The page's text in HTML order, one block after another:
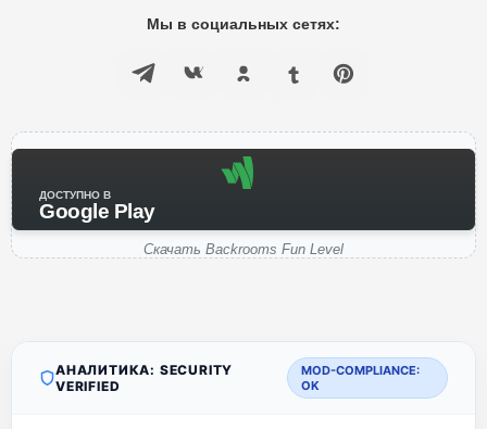
Мы в социальных сетях:
ДОСТУПНО В
Google Play
Скачать Backrooms Fun Level
АНАЛИТИКА: SECURITY
VERIFIED
MOD-COMPLIANCE:
OK